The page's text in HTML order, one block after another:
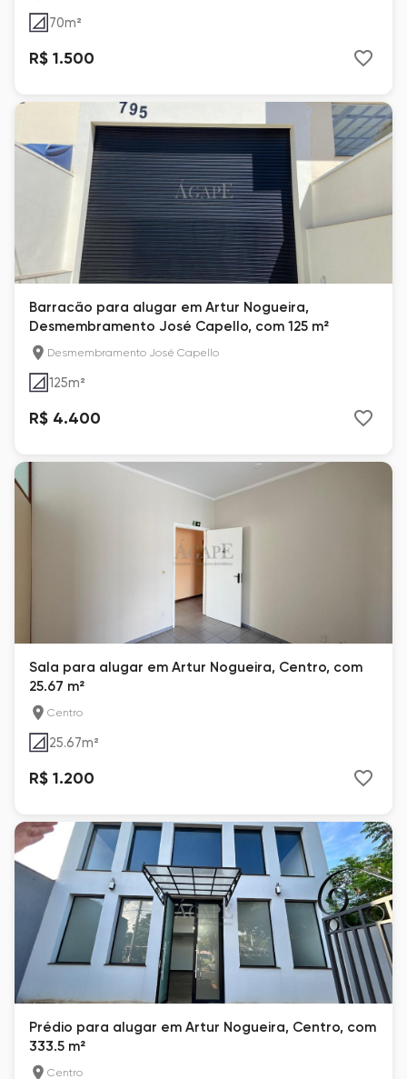
70m²
R$ 1.500
Barracão para alugar em Artur Nogueira,
Desmembramento José Capello, com 125 m²
Desmembramento José Capello
125m²
R$ 4.400
Sala para alugar em Artur Nogueira, Centro, com
25.67 m²
Centro
25.67m²
R$ 1.200
Prédio para alugar em Artur Nogueira, Centro, com
333.5 m²
Centro